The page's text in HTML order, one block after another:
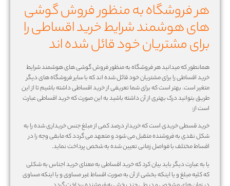
هر فروشگاه به منظور فروش گوشی
های هوشمند شرایط خرید اقساطی را
برای مشتریان خود قائل شده اند
همانطور که میدانید هر فروشگاه به منظور فروش گوشی های هوشمند شرایط
خرید اقساطی را برای مشتریان خود قائل شده اند که با سایر فروشگاه های دیگر
متغیر است. بهتر است که برای شما تعریفی از خرید اقساطی داشته باشیم تا از این
طریق بتوانید درک بهتری از آن داشته باشید به این صورت که خرید اقساطی عبارت
است از:
خرید قسطی خریدی است که خریدار درصد کمی از مبلغ جنس خریداری شده را به
شکل نقدی به فروشنده متقبل می شود و متعهد می گردد که مابقی وجه را در
اقساط مختلف با فواصل زمانی تعیین شده به شخص پرداخت نماید.
یا به عبارت دیگر باید بیان کرد که خرید اقساطی به معنای خرید اجناس به شکلی
که کلیه مبلغ و یا اینکه بخشی از آن به صورت اقساط غیر مساوی و یا اینکه مساوی